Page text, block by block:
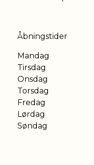
Åbningstider
Mandag
Tirsdag
Onsdag
Torsdag
Fredag
Lørdag
Søndag